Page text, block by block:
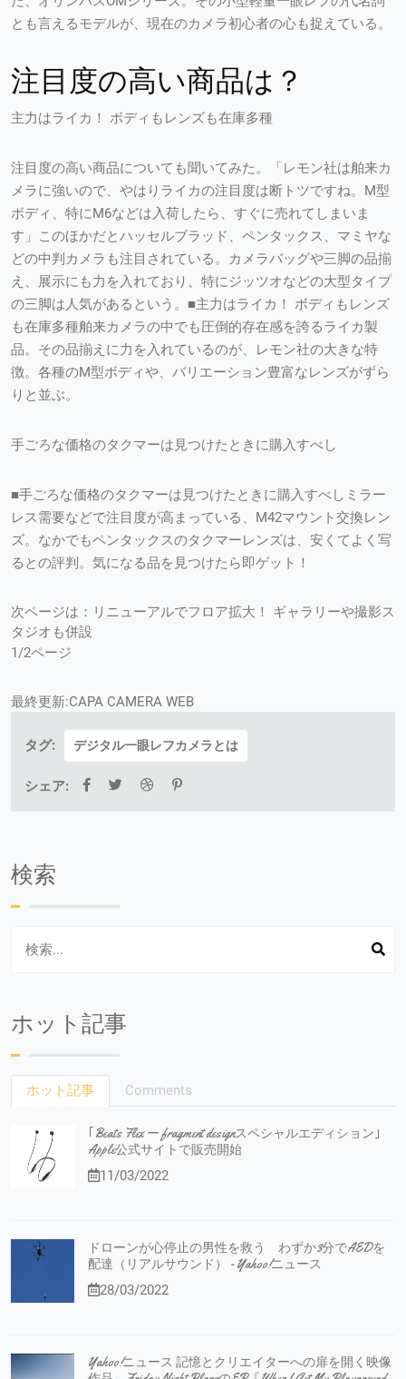
とも言えるモデルが、現在のカメラ初心者の心も捉えている。
注目度の高い商品は？
主力はライカ！ ボディもレンズも在庫多種
注目度の高い商品についても聞いてみた。「レモン社は舶来カ
メラに強いので、やはりライカの注目度は断トツですね。M型
ボディ、特にM6などは入荷したら、すぐに売れてしまいま
す」このほかだとハッセルブラッド、ペンタックス、マミヤな
どの中判カメラも注目されている。カメラバッグや三脚の品揃
え、展示にも力を入れており、特にジッツオなどの大型タイプ
の三脚は人気があるという。■主力はライカ！ ボディもレンズ
も在庫多種舶来カメラの中でも圧倒的存在感を誇るライカ製
品。その品揃えに力を入れているのが、レモン社の大きな特
徴。各種のM型ボディや、バリエーション豊富なレンズがずら
りと並ぶ。
手ごろな価格のタクマーは見つけたときに購入すべし
■手ごろな価格のタクマーは見つけたときに購入すべしミラー
レス需要などで注目度が高まっている、M42マウント交換レン
ズ。なかでもペンタックスのタクマーレンズは、安くてよく写
るとの評判。気になる品を見つけたら即ゲット！
次ページは：リニューアルでフロア拡大！ ギャラリーや撮影ス
タジオも併設
1/2ページ
最終更新:CAPA CAMERA WEB
タグ: デジタル一眼レフカメラとは
シェア:
検索
ホット記事
ホット記事 Comments
｢Beats Flex ー fragment designスペシャルエディション｣
Apple公式サイトで販売開始
11/03/2022
ドローンが心停止の男性を救う わずか3分でAEDを
配達（リアルサウンド） - Yahoo!ニュース
28/03/2022
Yahoo!ニュース 記憶とクリエイターへの扉を開く映像